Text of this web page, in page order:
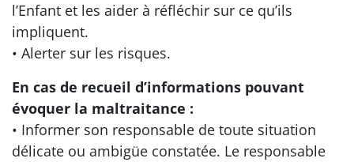
l’Enfant et les aider à réfléchir sur ce qu’ils
impliquent.
• Alerter sur les risques.
En cas de recueil d’informations pouvant
évoquer la maltraitance :
• Informer son responsable de toute situation
délicate ou ambigüe constatée. Le responsable